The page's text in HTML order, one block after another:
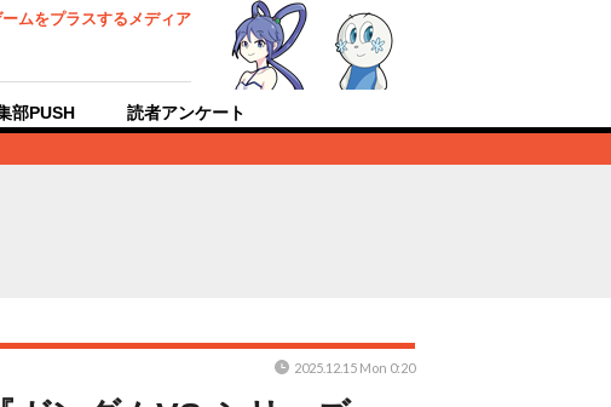
ムをプラスするメディア
部PUSH 読者アンケート
2025.12.15 Mon 0:20